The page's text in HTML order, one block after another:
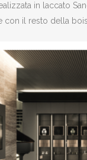
in laccato
con il resto della